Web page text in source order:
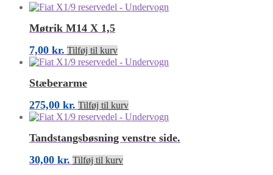
Møtrik M14 X 1,5
7,00 kr. Tilføj til kurv
Stæberarme
275,00 kr. Tilføj til kurv
Tandstangsbøsning venstre side.
30,00 kr. Tilføj til kurv